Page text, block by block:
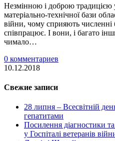
Незмінною і доброю традицією
матеріально-технічної бази
війни, чому сприяють численні
співпрацює. І вони, і багато
чимало…
0 комментариев
10.12.2018
Свежие записи
28 липня – Всесвітній
гепатитами
Посилення діагностики
у Госпіталі ветеранів